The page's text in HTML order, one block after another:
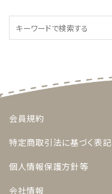
会員規約
特定商取引法に基づく表記
個人情報保護方針等
会社情報